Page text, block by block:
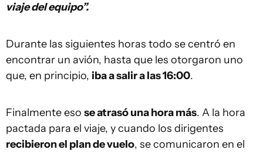
viaje del equipo”.
Durante las siguientes horas todo se centró en
encontrar un avión, hasta que les otorgaron uno
que, en principio, iba a salir a las 16:00.
Finalmente eso se atrasó una hora más. A la hora
pactada para el viaje, y cuando los dirigentes
recibieron el plan de vuelo, se comunicaron en el